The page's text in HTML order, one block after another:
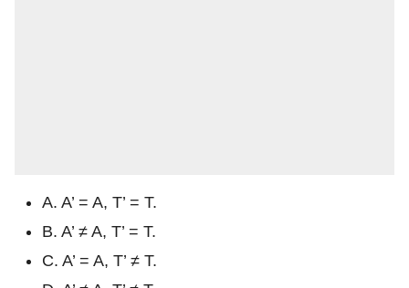
A. A’ = A, T’ = T.
B. A’ ≠ A, T’ = T.
C. A’ = A, T’ ≠ T.